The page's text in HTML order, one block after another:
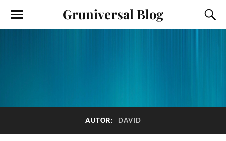
Gruniversal Blog
AUTOR: DAVID